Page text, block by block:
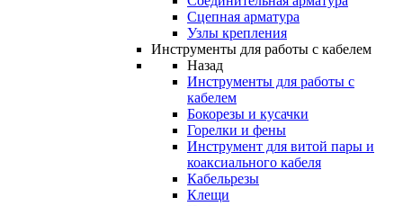
Сцепная арматура
Узлы крепления
Инструменты для работы с кабелем
Назад
Инструменты для работы с
кабелем
Бокорезы и кусачки
Горелки и фены
Инструмент для витой пары и
коаксиального кабеля
Кабельрезы
Клещи